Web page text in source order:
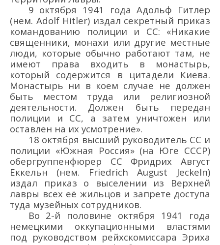
9 октября 1941 годаАдольф Гитлер
(нем. Adolf Hitler) издал секретный приказ
командованию полиции и СС: «Никакие
священники, монахи или другие местные
люди, которые обычно работают там, не
имеют права входить в монастырь,
который содержится в цитадели Киева.
Монастырь ни в коем случае не должен
быть местом труда или религиозной
деятельности. Должен быть передан
полиции и СС, а затем уничтожен или
оставлен на их усмотрение».
18 октября высший руководитель СС и
полиции «Южная Россия»(на Юге СССР)
обергруппенфюрер СС Фридрих Август
Еккельн
(нем. FriedrichAugust Jeckeln)
издал приказ о выселении из Верхней
лавры всех её жильцов и запрете доступа
туда музейных сотрудников.
Во 2-й половине октября 1941 года
немецкими оккупационными властями
под руководством рейхскомиссара Эриха